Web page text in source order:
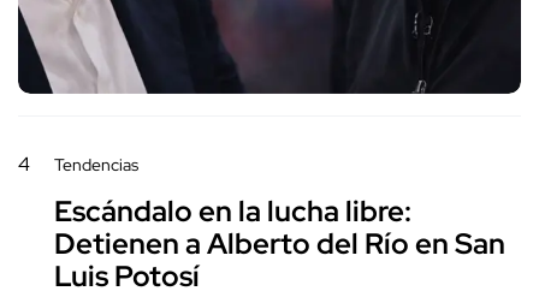
4 Tendencias
Escándalo en la lucha libre:
Detienen a Alberto del Río en San
Luis Potosí